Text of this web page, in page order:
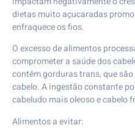
dietas muito açucaradas
enfraquece os fios.
O excesso de alimentos
comprometer a saúde dos
contêm gorduras trans, que
cabelo. A ingestão constante
cabeludo mais oleoso e cabelo
Alimentos a evitar: